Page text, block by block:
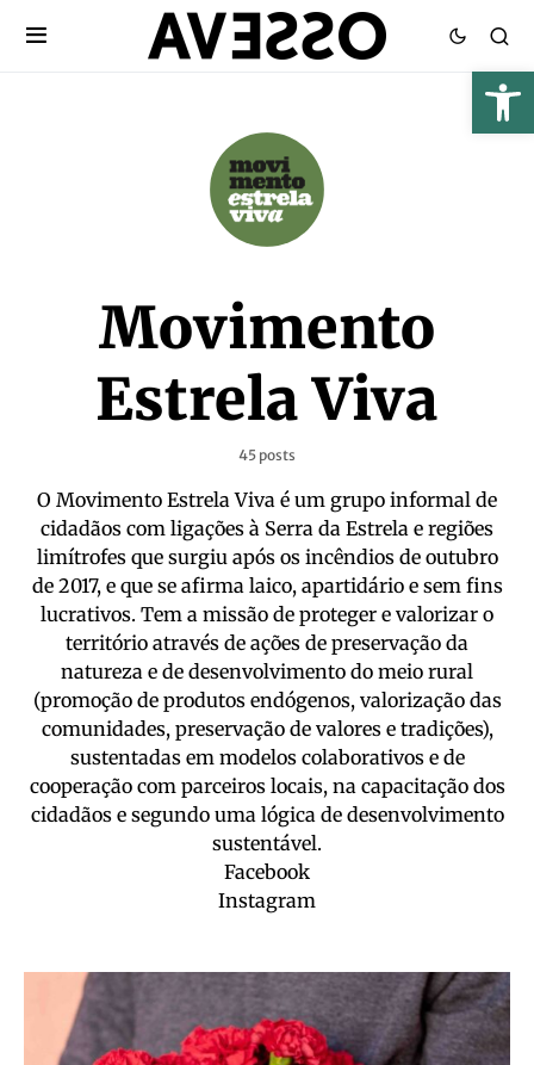
Movimento
Estrela Viva
45 posts
O Movimento Estrela Viva é um grupo informal de
cidadãos com ligações à Serra da Estrela e regiões
limítrofes que surgiu após os incêndios de outubro
de 2017, e que se afirma laico, apartidário e sem fins
lucrativos. Tem a missão de proteger e valorizar o
território através de ações de preservação da
natureza e de desenvolvimento do meio rural
(promoção de produtos endógenos, valorização das
comunidades, preservação de valores e tradições),
sustentadas em modelos colaborativos e de
cooperação com parceiros locais, na capacitação dos
cidadãos e segundo uma lógica de desenvolvimento
sustentável.
Facebook
Instagram